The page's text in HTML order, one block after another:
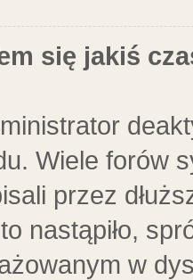
się jakiś
Wiele forów
przez
nastąpiło,
w